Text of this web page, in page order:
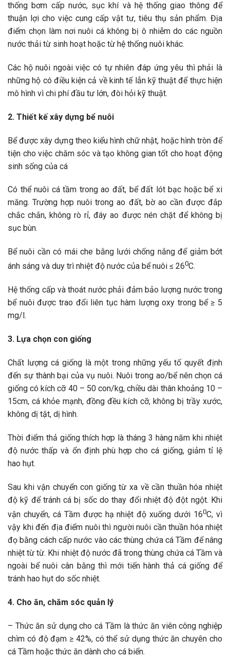
thống bơm cấp nước, sục khí và hệ thống giao thông để
thuận lợi cho việc cung cấp vật tư, tiêu thụ sản phẩm. Địa
điểm chọn làm nơi nuôi cá không bị ô nhiễm do các nguồn
nước thải từ sinh hoạt hoặc từ hệ thống nuôi khác.
Các hộ nuôi ngoài việc có tự nhiên đáp ứng yêu thì phải là
những hộ có điều kiện cả về kinh tế lẫn kỹ thuật để thực hiện
mô hình vì chi phí đầu tư lớn, đòi hỏi kỹ thuật.
2. Thiết kế xây dựng bể nuôi
Bể được xây dựng theo kiểu hình chữ nhật, hoặc hình tròn để
tiện cho việc chăm sóc và tạo không gian tốt cho hoạt động
sinh sống của cá
Có thể nuôi cá tầm trong ao đất, bể đất lót bạc hoặc bể xi
măng. Trường hợp nuôi trong ao đất, bờ ao cần được đắp
chắc chắn, không rò rỉ, đáy ao được nén chặt để không bị
sục bùn.
Bể nuôi cần có mái che bằng lưới chống nắng để giảm bớt
ánh sáng và duy trì nhiệt độ nước của bể nuôi ≤ 260C.
Hệ thống cấp và thoát nước phải đảm bảo lượng nước trong
bể nuôi được trao đổi liên tục hàm lượng oxy trong bể ≥ 5
mg/l.
3. Lựa chọn con giống
Chất lượng cá giống là một trong những yếu tố quyết định
đến sự thành bại của vụ nuôi. Nuôi trong ao/bể nên chọn cá
giống có kích cỡ 40 – 50 con/kg, chiều dài thân khoảng 10 –
15cm, cá khỏe mạnh, đồng đều kích cỡ, không bị trầy xước,
không dị tật, dị hình.
Thời điểm thả giống thích hợp là tháng 3 hàng năm khi nhiệt
độ nước thấp và ổn định phù hợp cho cá giống, giảm tỉ lệ
hao hụt.
Sau khi vận chuyển con giống từ xa về cần thuần hóa nhiệt
độ kỹ để tránh cá bị sốc do thay đổi nhiệt độ đột ngột. Khi
vận chuyển, cá Tầm được hạ nhiệt độ xuống dưới 160C, vì
vậy khi đến địa điểm nuôi thì người nuôi cần thuần hóa nhiệt
đọ bằng cách cấp nước vào các thùng chứa cá Tầm để nâng
nhiệt từ từ. Khi nhiệt độ nước đã trong thùng chứa cá Tầm và
ngoài bể nuôi cân bằng thì mới tiến hành thả cá giống để
tránh hao hụt do sốc nhiệt.
4. Cho ăn, chăm sóc quản lý
– Thức ăn sử dụng cho cá Tầm là thức ăn viên công nghiệp
chìm có độ đạm ≥ 42%, có thể sử dụng thức ăn chuyên cho
cá Tầm hoặc thức ăn dành cho cá biển.